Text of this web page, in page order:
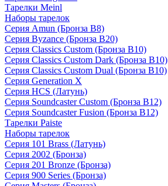
Тарелки Meinl
Наборы тарелок
Серия Amun (Бронза B8)
Серия Byzance (Бронза B20)
Серия Classics Custom (Бронза B10)
Серия Classics Custom Dark (Бронза B10)
Серия Classics Custom Dual (Бронза B10)
Серия Generation X
Серия HCS (Латунь)
Серия Soundcaster Custom (Бронза B12)
Серия Soundcaster Fusion (Бронза B12)
Тарелки Paiste
Наборы тарелок
Серия 101 Brass (Латунь)
Серия 2002 (Бронза)
Серия 201 Bronze (Бронза)
Серия 900 Series (Бронза)